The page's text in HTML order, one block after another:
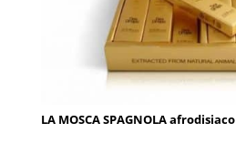
LA MOSCA SPAGNOLA afrodisiaco